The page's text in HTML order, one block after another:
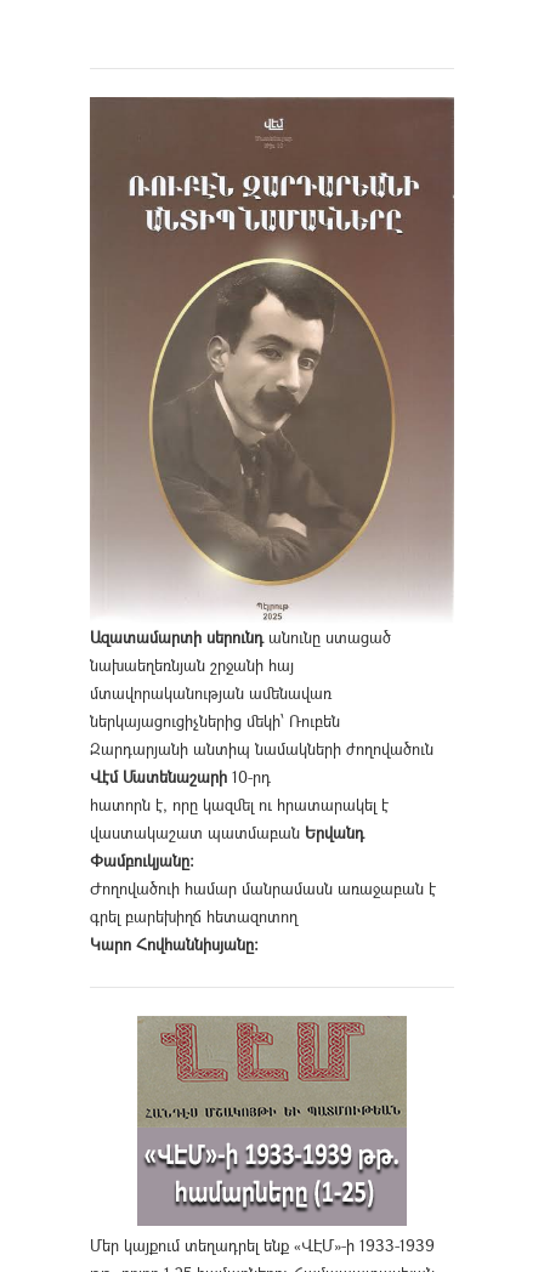
Ազատամարտի սերունդանունը ստացած
նախաեղեռնյան շրջանի հայ
մտավորականության ամենավառ
ներկայացուցիչներից մեկի՝ Ռուբեն
Զարդարյանի անտիպ նամակների ժողովածուն
Վէմ Մատենաշարի 10-րդ
հատորն է, որը կազմել ու հրատարակել է
վաստակաշատ պատմաբան Երվանդ
Փամբուկյանը։
Ժողովածուի համար մանրամասն առաջաբան է
գրել բարեխիղճ հետազոտող
Կարո Հովհաննիսյանը։
Մեր կայքում տեղադրել ենք «ՎԷՄ»-ի 1933-1939